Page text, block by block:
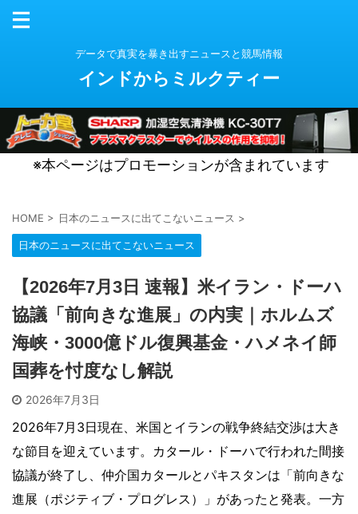
データで真実を暴き出すニュースと競馬情報
インドからミルクティー
※本ページはプロモーションが含まれています
HOME > 日本のニュースに出てこないニュース >
日本のニュースに出てこないニュース
【2026年7月3日 速報】米イラン・ドーハ
協議「前向きな進展」の内実｜ホルムズ
海峡・3000億ドル復興基金・ハメネイ師
国葬を忖度なし解説
2026年7月3日
2026年7月3日現在、米国とイランの戦争終結交渉は大き
な節目を迎えています。カタール・ドーハで行われた間接
協議が終了し、仲介国カタールとパキスタンは「前向きな
進展（ポジティブ・プログレス）」があったと発表。一方